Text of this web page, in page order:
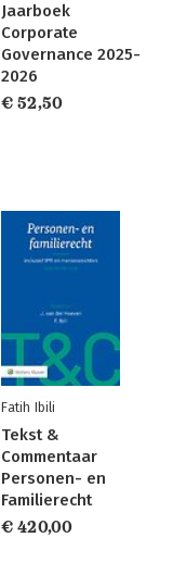
Jaarboek
Corporate
Governance 2025-
2026
€ 52,50
Fatih Ibili
Tekst &
Commentaar
Personen- en
Familierecht
€ 420,00